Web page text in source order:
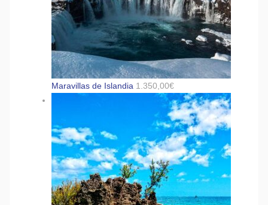
Maravillas de Islandia 1.350,00€